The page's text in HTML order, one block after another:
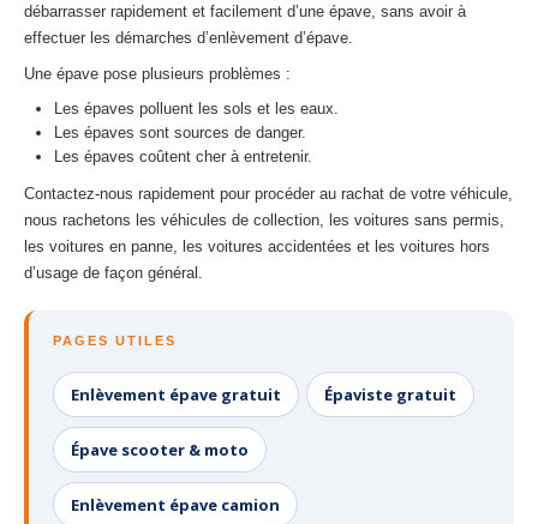
débarrasser rapidement et facilement d’une épave, sans avoir à
effectuer les démarches d’enlèvement d’épave.
Une épave pose plusieurs problèmes :
Les épaves polluent les sols et les eaux.
Les épaves sont sources de danger.
Les épaves coûtent cher à entretenir.
Contactez-nous rapidement pour procéder au rachat de votre véhicule,
nous rachetons les véhicules de collection, les voitures sans permis,
les voitures en panne, les voitures accidentées et les voitures hors
d’usage de façon général.
PAGES UTILES
Enlèvement épave gratuit Épaviste gratuit
Épave scooter & moto
Enlèvement épave camion